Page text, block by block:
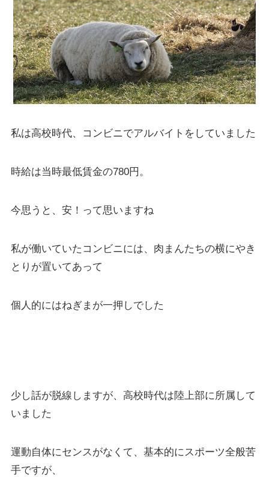
私は高校時代、コンビニでアルバイトをしていました
時給は当時最低賃金の780円。
今思うと、安！って思いますね
私が働いていたコンビニには、肉まんたちの横にやき
とりが置いてあって
個人的にはねぎまが一押しでした
少し話が脱線しますが、高校時代は陸上部に所属して
いました
運動自体にセンスがなくて、基本的にスポーツ全般苦
手ですが、